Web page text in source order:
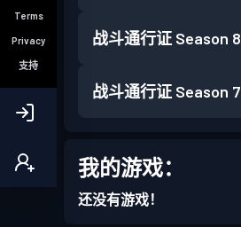
Terms
Privacy
支持
战斗通行证 Season 8
战斗通行证 Season 7
我的游戏：
还没有游戏！